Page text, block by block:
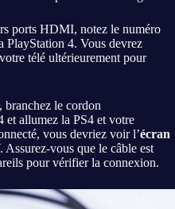
ports HDMI, notez le numéro
PlayStation 4. Vous devrez
télé ultérieurement pour
le cordon
et allumez la PS4 et votre
vous devriez voir l’écran
vous que le câble est
pour vérifier la connexion.